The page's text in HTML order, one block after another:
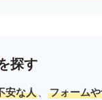
探す
安な人 、
フォーム